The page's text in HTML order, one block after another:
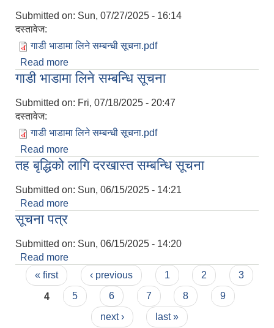
Submitted on: Sun, 07/27/2025 - 16:14
दस्तावेज:
गाडी भाडामा लिने सम्बन्धी सूचना.pdf
Read more
गाडी भाडामा लिने सम्बन्धि सूचना
Submitted on: Fri, 07/18/2025 - 20:47
दस्तावेज:
गाडी भाडामा लिने सम्बन्धी सूचना.pdf
Read more
तह बृद्धिको लागि दरखास्त सम्बन्धि सूचना
Submitted on: Sun, 06/15/2025 - 14:21
Read more
सूचना पत्र
Submitted on: Sun, 06/15/2025 - 14:20
Read more
Pages
« first ‹ previous 1 2
3
4
5 6 7 8
9
next ›
last »